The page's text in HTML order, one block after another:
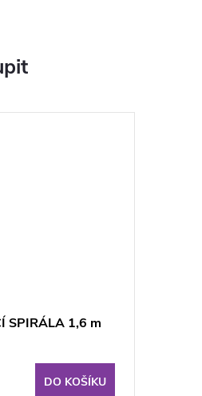
SPIRÁLA 1,6 m
DO KOŠÍKU